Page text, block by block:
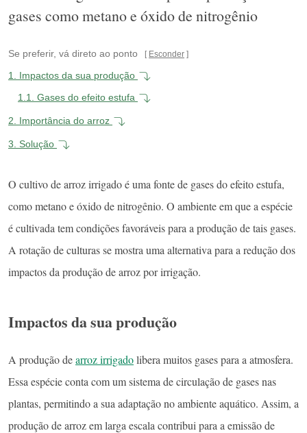
gases como metano e óxido de nitrogênio
Se preferir, vá direto ao ponto Esconder
1.
Impactos da sua produção
1.1.
Gases do efeito estufa
2. Importância do arroz
3. Solução
O cultivo de arroz irrigado é uma fonte de gases do efeito estufa,
como metano e óxido de nitrogênio. O ambiente em que a espécie
é cultivada tem condições favoráveis para a produção de tais gases.
A rotação de culturas se mostra uma alternativa para a redução dos
impactos da produção de arroz por irrigação.
Impactos da sua produção
A produção dearroz irrigadolibera muitos gases para a atmosfera.
Essa espécie conta com um sistema de circulação de gases nas
plantas, permitindo a sua adaptação no ambiente aquático. Assim, a
produção de arroz em larga escala contribui para a emissão de